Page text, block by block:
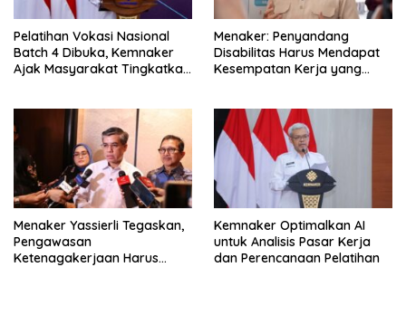
Pelatihan Vokasi Nasional
Batch 4 Dibuka, Kemnaker
Ajak Masyarakat Tingkatkan
Menaker: Penyandang
Disabilitas Harus Mendapat
Kesempatan Kerja yang
Menaker Yassierli Tegaskan,
Pengawasan
Ketenagakerjaan Harus
Kemnaker Optimalkan AI
untuk Analisis Pasar Kerja
dan Perencanaan Pelatihan